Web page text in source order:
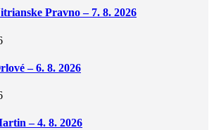
Pravno – 7. 8. 2026
– 6. 8. 2026
– 4. 8. 2026